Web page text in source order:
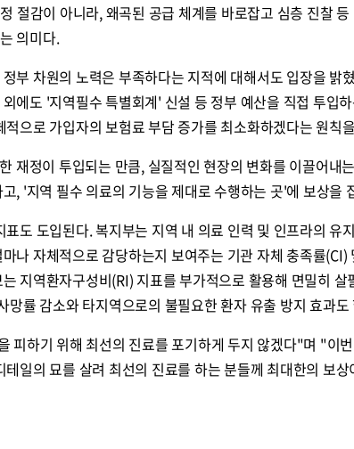
절감이 아니라, 왜곡된 공급 체계를 바로잡고 심층 진찰
의미다.
부 차원의 노력은 부족하다는 지적에 대해서도 입장을 밝
에도 '지역필수 특별회계' 신설 등 정부 예산을 직접 투입
으로 가입자의 보험료 부담 증가를 최소화하겠다는 원칙
재정이 투입되는 만큼, 실질적인 현장의 변화를 이끌어내
, '지역 필수 의료의 기능을 제대로 수행하는 곳'에 보상을
도 도입된다. 복지부는 지역 내 의료 인력 및 인프라의 유
나 자체적으로 감당하는지 보여주는 기관 자체 충족률(CI)
지역환자구성비(RI) 지표를 부가적으로 활용해 면밀히 살
망률 감소와 타지역으로의 불필요한 환자 유출 방지 효과도
피하기 위해 최선의 진료를 포기하게 두지 않겠다"며 "이
테일의 묘를 살려 최선의 진료를 하는 분들께 최대한의 보